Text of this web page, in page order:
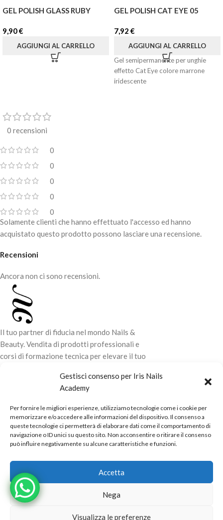
Gestisci consenso per Iris Nails
Academy
Per fornire le migliori esperienze, utilizziamo tecnologie come i cookie per
memorizzare e/o accedere alle informazioni del dispositivo. Il consenso a
queste tecnologie ci permetterà di elaborare dati come il comportamento di
navigazione o ID unici su questo sito. Non acconsentire o ritirare il consenso
può influire negativamente su alcune caratteristiche e funzioni.
Accetta
Nega
Visualizza le preferenze
GEL POLISH GLASS RUBY
9,90€
AGGIUNGI AL CARRELLO
GEL POLISH CAT EYE 05
7,92 €
AGGIUNGI AL CARRELLO
Gel semipermanente per unghie
effetto Cat Eye colore marrone
iridescente
0 recensioni
0
0
0
0
0
Recensioni
Ancora non ci sono recensioni.
Solamente clienti che hanno effettuato l'accesso ed hanno
acquistato questo prodotto possono lasciare una recensione.
Il tuo partner di fiducia nel mondo Nails &
Beauty. Vendita di prodotti professionali e
corsi di formazione tecnica per elevare il tuo
LINK UTILI
ORARI NEGOZIO
Powered byReal.Pro.Webcopyright© 2026 in collaborazione con
Mac Sistemi